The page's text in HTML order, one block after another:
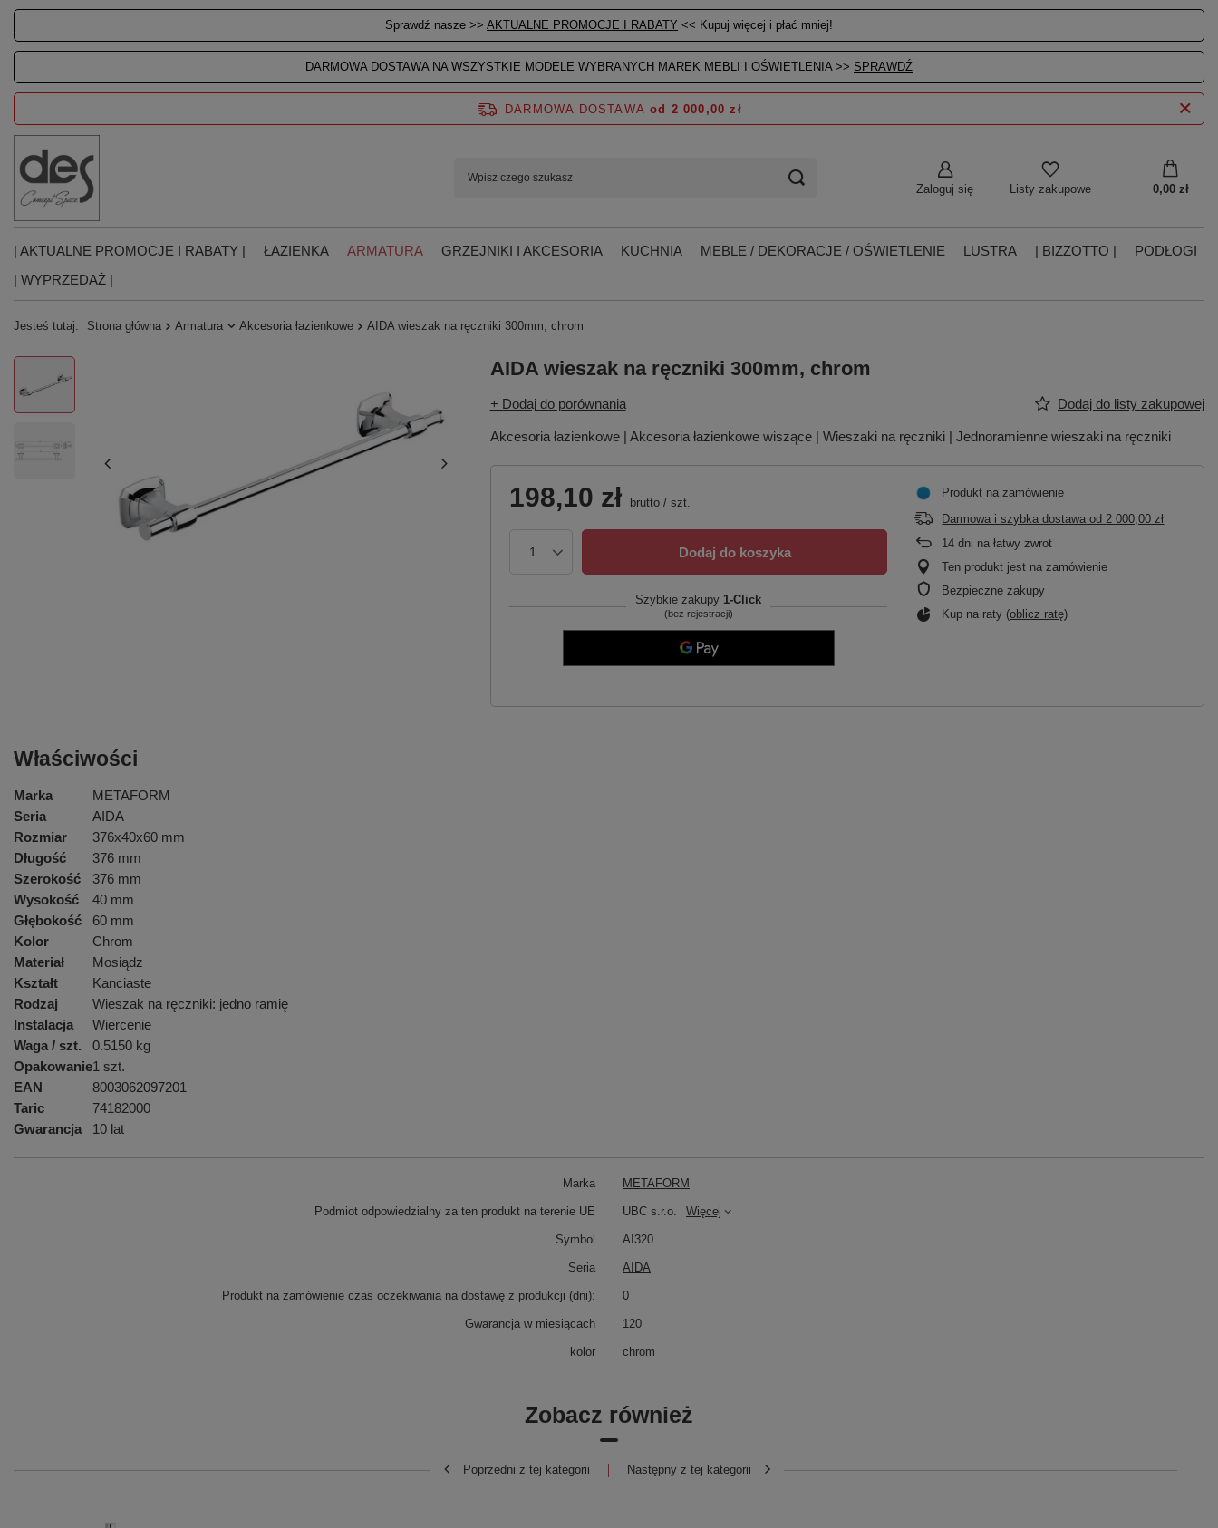
Sprawdź nasze >> AKTUALNE PROMOCJE I RABATY << Kupuj więcej i płać mniej!
DARMOWA DOSTAWA NA WSZYSTKIE MODELE WYBRANYCH MAREK MEBLI I OŚWIETLENIA >> SPRAWDŹ
Zaloguj się Listy zakupowe 0,00 zł
DARMOWA DOSTAWA od 2 000,00 zł
| AKTUALNE PROMOCJE I RABATY | ŁAZIENKA ARMATURA GRZEJNIKI I AKCESORIA KUCHNIA MEBLE / DEKORACJE / OŚWIETLENIE LUSTRA | BIZZOTTO |
PODŁOGI
| WYPRZEDAŻ |
Jesteś tutaj: Strona główna Armatura Akcesoria łazienkowe AIDA wieszak na ręczniki 300mm, chrom
AIDA wieszak na ręczniki 300mm, chrom
+ Dodaj do porównania Dodaj do listy zakupowej
Akcesoria łazienkowe | Akcesoria łazienkowe wiszące | Wieszaki na ręczniki | Jednoramienne wieszaki na ręczniki
198,10 zł brutto/ szt.
Dodaj do koszyka
Szybkie zakupy 1-Click
(bez rejestracji)
Produkt na zamówienie
Darmowa i szybka dostawa od2 000,00 zł
14 dni na łatwy zwrot
Ten produkt jest na zamówienie
Bezpieczne zakupy
Kup na raty (oblicz ratę)
Właściwości
Marka
METAFORM
Seria
AIDA
Rozmiar
376x40x60 mm
Długość
376 mm
Szerokość
376 mm
Wysokość
40 mm
Głębokość
60 mm
Kolor
Chrom
Materiał
Mosiądz
Kształt
Kanciaste
Rodzaj
Wieszak na ręczniki: jedno ramię
Instalacja
Wiercenie
Waga / szt.
0.5150 kg
Opakowanie1 szt.
EAN
8003062097201
Taric
74182000
Gwarancja
10 lat
Marka METAFORM
Podmiot odpowiedzialny za ten produkt na terenie UE UBC s.r.o. Więcej
Symbol AI320
Seria AIDA
Produkt na zamówienie czas oczekiwania na dostawę z produkcji (dni): 0
Gwarancja w miesiącach 120
kolor chrom
Zobacz również
Poprzedni z tej kategorii Następny z tej kategorii